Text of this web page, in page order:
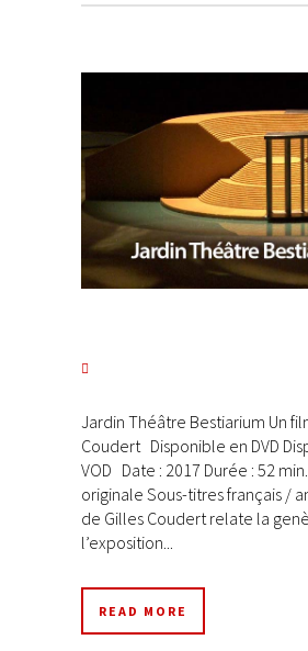
Jardin Théâtre Bestiarium Un
Coudert Disponible en DVD
VOD Date : 2017 Durée : 52
originale Sous-titres français /
de Gilles Coudert relate la
l’exposition...
READ MORE